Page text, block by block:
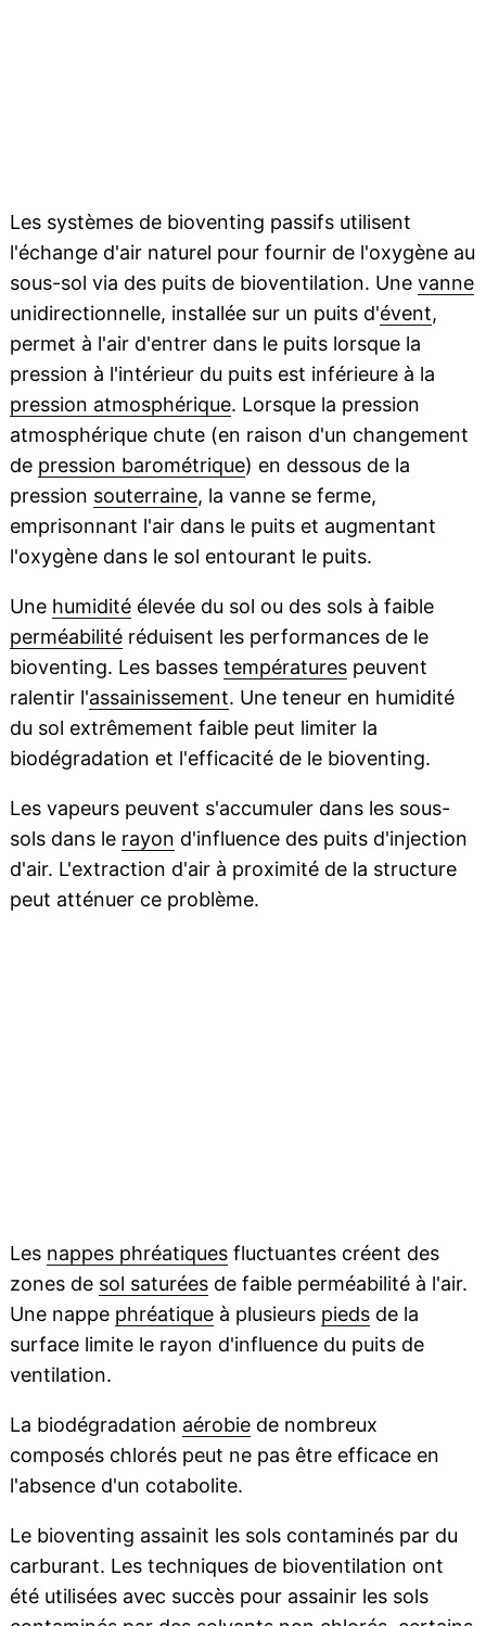
Les systèmes de bioventing passifs utilisent
l'échange d'air naturel pour fournir de l'oxygène au
sous-sol via des puits de bioventilation. Une vanne
unidirectionnelle, installée sur un puits d'évent,
permet à l'air d'entrer dans le puits lorsque la
pression à l'intérieur du puits est inférieure à la
pression atmosphérique. Lorsque la pression
atmosphérique chute (en raison d'un changement
de pression barométrique) en dessous de la
pression souterraine, la vanne se ferme,
emprisonnant l'air dans le puits et augmentant
l'oxygène dans le sol entourant le puits.
Une humiditéélevée du sol ou des sols à faible
perméabilitéréduisent les performances de le
bioventing. Les basses températurespeuvent
ralentir l'assainissement. Une teneur en humidité
du sol extrêmement faible peut limiter la
biodégradation et l'efficacité de le bioventing.
Les vapeurs peuvent s'accumuler dans les sous-
sols dans le rayon d'influence des puits d'injection
d'air. L'extraction d'air à proximité de la structure
peut atténuer ce problème.
Les nappes phréatiquesfluctuantes créent des
zones de sol saturéesde faible perméabilité à l'air.
Une nappe phréatiqueà plusieurs piedsde la
surface limite le rayon d'influence du puits de
ventilation.
La biodégradation aérobiede nombreux
composés chlorés peut ne pas être efficace en
l'absence d'un cotabolite.
Le bioventing assainit les sols contaminés par du
carburant. Les techniques de bioventilation ont
été utilisées avec succès pour assainir les sols